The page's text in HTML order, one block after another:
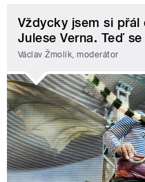
Vždycky jsem si
Julese Verna. Teď
Václav Žmolík, moderátor